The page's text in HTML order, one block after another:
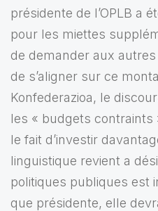
présidente de l’OPLB a
pour les miettes
de demander aux
de s’aligner sur ce
Konfederazioa, le
les « budgets contraints
le fait d’investir
linguistique revient a
politiques publiques est
que présidente, elle